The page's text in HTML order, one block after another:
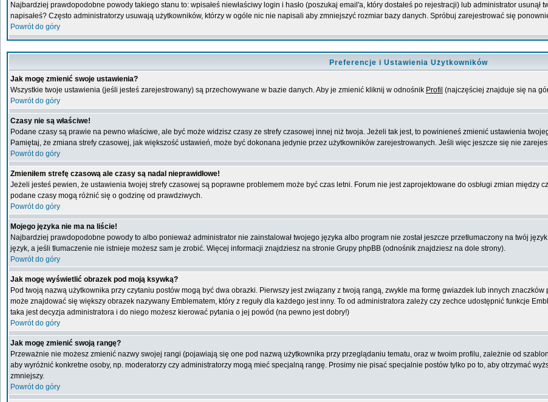
Najbardziej prawdopodobne powody takiego stanu to: wpisałeś niewłaściwy login i hasło (poszukaj email'a, który dostałeś po rejestracji) lub administrator
napisałeś? Często administratorzy usuwają użytkowników, którzy w ogóle nic nie napisali aby zmniejszyć rozmiar bazy danych. Spróbuj zarejestrować się
Powrót do góry
Preferencje i Ustawienia Użytkowników
Jak mogę zmienić swoje ustawienia?
Wszystkie twoje ustawienia (jeśli jesteś zarejestrowany) są przechowywane w bazie danych. Aby je zmienić kliknij w odnośnik Profil (najczęściej znajduje się na
Powrót do góry
Czasy nie są właściwe!
Podane czasy są prawie na pewno właściwe, ale być może widzisz czasy ze strefy czasowej innej niż twoja. Jeżeli tak jest, to powinieneś zmienić ustawienia
Pamiętaj, że zmiana strefy czasowej, jak większość ustawień, może być dokonana jedynie przez użytkowników zarejestrowanych. Jeśli więc jeszcze się nie
Powrót do góry
Zmieniłem strefę czasową ale czasy są nadal nieprawidłowe!
Jeżeli jesteś pewien, że ustawienia twojej strefy czasowej są poprawne problemem może być czas letni. Forum nie jest zaprojektowane do osbługi zmian między
podane czasy mogą różnić się o godzinę od prawdziwych.
Powrót do góry
Mojego języka nie ma na liście!
Najbardziej prawdopodobne powody to albo ponieważ administrator nie zainstalował twojego języka albo program nie został jeszcze przetłumaczony na twój
język, a jeśli tłumaczenie nie istnieje możesz sam je zrobić. Więcej informacji znajdziesz na stronie Grupy phpBB (odnośnik znajdziesz na dole strony).
Powrót do góry
Jak mogę wyświetlić obrazek pod moją ksywką?
Pod twoją nazwą użytkownika przy czytaniu postów mogą być dwa obrazki. Pierwszy jest związany z twoją rangą, zwykle ma formę gwiazdek lub innych
może znajdować się większy obrazek nazywany Emblematem, który z reguły dla każdego jest inny. To od administratora zależy czy zechce udostępnić funkcje
taka jest decyzja administratora i do niego możesz kierować pytania o jej powód (na pewno jest dobry!)
Powrót do góry
Jak mogę zmienić swoją rangę?
Przeważnie nie możesz zmienić nazwy swojej rangi (pojawiają się one pod nazwą użytkownika przy przeglądaniu tematu, oraz w twoim profilu, zależnie od
aby wyróżnić konkretne osoby, np. moderatorzy czy administratorzy mogą mieć specjalną rangę. Prosimy nie pisać specjalnie postów tylko po to, aby otrzymać
zmniejszy.
Powrót do góry